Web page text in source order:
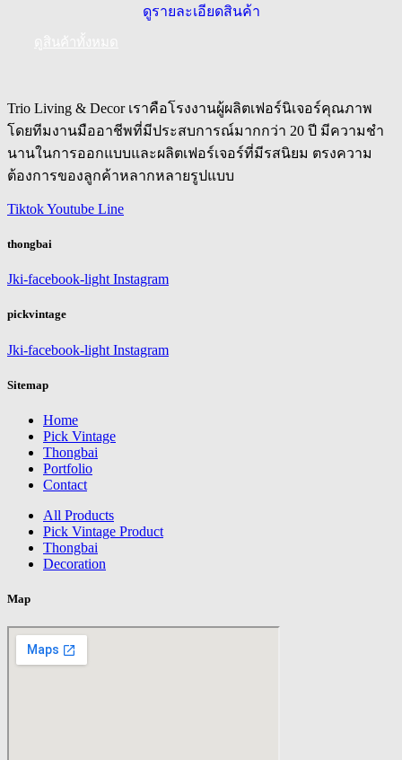
ดูรายละเอียดสินค้า
Trio Living & Decor เราคือโรงงานผู้ผลิตเฟอร์นิเจอร์คุณภาพ
โดยทีมงานมืออาชีพที่มีประสบการณ์มากกว่า 20 ปี มีความชำ
นานในการออกแบบและผลิตเฟอร์เจอร์ที่มีรสนิยม ตรงความ
ต้องการของลูกค้าหลากหลายรูปแบบ
TiktokYoutube Line
thongbai
Jki-facebook-light Instagram
pickvintage
Jki-facebook-light Instagram
Sitemap
Home
Pick Vintage
Thongbai
Portfolio
Contact
All Products
Pick Vintage Product
Thongbai
Decoration
Map